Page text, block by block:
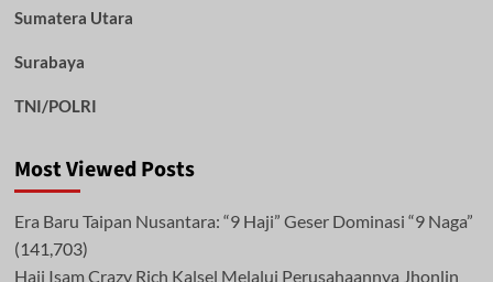
Sumatera Utara
Surabaya
TNI/POLRI
Most Viewed Posts
Era Baru Taipan Nusantara: “9 Haji” Geser Dominasi “9 Naga”
(141,703)
Haji Isam Crazy Rich Kalsel Melalui Perusahaannya Jhonlin